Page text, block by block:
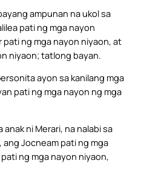
ampunan na ukol sa
pati ng mga nayon
ng mga nayon niyaon, at
niyaon; tatlong bayan.
ayon sa kanilang mga
pati ng mga nayon ng mga
ni Merari, na nalabi sa
ang Jocneam pati ng mga
ng mga nayon niyaon,